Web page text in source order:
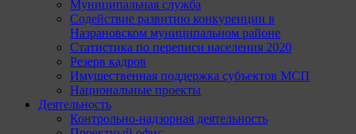
Муниципальная служба
Содействие развитию конкуренции в
Назрановском муниципальном районе
Статистика по переписи населения 2020
Резерв кадров
Имущественная поддержка субъектов МСП
Национальные проекты
Деятельность
Контрольно-надзорная деятельность